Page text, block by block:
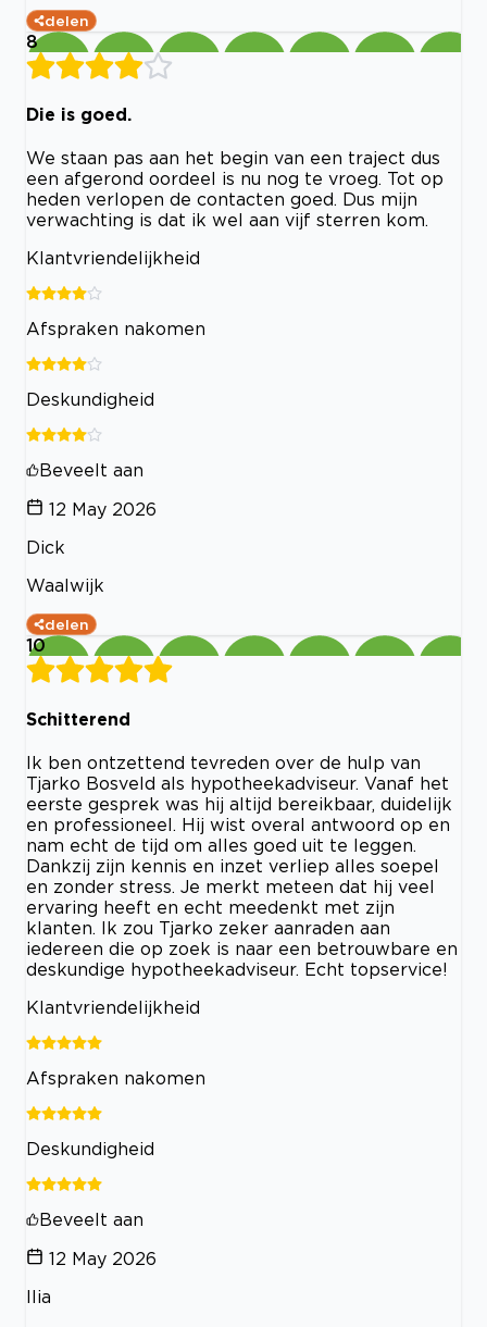
delen
8
Die is goed.
We staan pas aan het begin van een traject dus
een afgerond oordeel is nu nog te vroeg. Tot op
heden verlopen de contacten goed. Dus mijn
verwachting is dat ik wel aan vijf sterren kom.
Klantvriendelijkheid
Afspraken nakomen
Deskundigheid
Beveelt aan
12 May 2026
Dick
Waalwijk
delen
10
Schitterend
Ik ben ontzettend tevreden over de hulp van
Tjarko Bosveld als hypotheekadviseur. Vanaf het
eerste gesprek was hij altijd bereikbaar, duidelijk
en professioneel. Hij wist overal antwoord op en
nam echt de tijd om alles goed uit te leggen.
Dankzij zijn kennis en inzet verliep alles soepel
en zonder stress. Je merkt meteen dat hij veel
ervaring heeft en echt meedenkt met zijn
klanten. Ik zou Tjarko zeker aanraden aan
iedereen die op zoek is naar een betrouwbare en
deskundige hypotheekadviseur. Echt topservice!
Klantvriendelijkheid
Afspraken nakomen
Deskundigheid
Beveelt aan
12 May 2026
Ilia